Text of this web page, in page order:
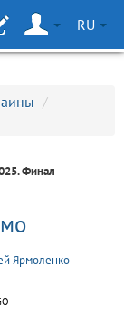
RU
/
Финал
Ярмоленко